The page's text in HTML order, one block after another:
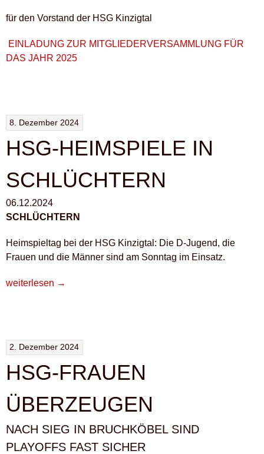
für den Vorstand der HSG Kinzigtal
EINLADUNG ZUR MITGLIEDERVERSAMMLUNG FÜR
DAS JAHR 2025
8. Dezember 2024
HSG-HEIMSPIELE IN
SCHLÜCHTERN
06.12.2024
SCHLÜCHTERN
Heimspieltag bei der HSG Kinzigtal: Die D-Jugend, die
Frauen und die Männer sind am Sonntag im Einsatz.
„HSG-
weiterlesen →
2. Dezember 2024
HSG-FRAUEN
ÜBERZEUGEN
NACH SIEG IN BRUCHKÖBEL SIND
PLAYOFFS FAST SICHER